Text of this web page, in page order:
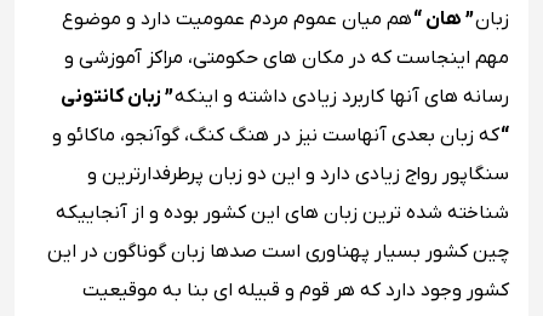
زبان” هان “هم میان عموم مردم عمومیت دارد و موضوع
مهم اینجاست که در مکان های حکومتی، مراکز آموزشی و
رسانه ‌های آنها کاربرد زیادی داشته و اینکه” زبان کانتونی
“که زبان بعدی آنهاست نیز در هنگ کنگ، گوآنجو، ماکائو و
سنگاپور رواج زیادی دارد و این دو زبان پرطرفدارترین و
شناخته شده ترین زبان های این کشور بوده و از آنجاییکه
چین کشور بسیار پهناوری است صدها زبان گوناگون در این
کشور وجود دارد که هر قوم و قبیله ای بنا به موقیعیت